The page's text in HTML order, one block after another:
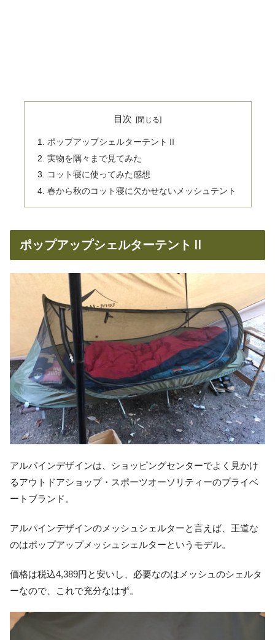
目次
ポップアップシェルターテントⅡ
実物を隅々まで見てみた
コット寝に使ってみた感想
春から秋のコット寝に欠かせないメッシュテント
ポップアップシェルターテントⅡ
アルパインデザインは、ショッピングセンターでよく見かけ
るアウトドアショップ・スポーツオーソリティーのプライベ
ートブランド。
アルパインデザインのメッシュシェルターと言えば、王道な
のはポップアップメッシュシェルターというモデル。
価格は税込4,389円と安いし、必要なのはメッシュのシェルタ
ーなので、これで充分なはず。